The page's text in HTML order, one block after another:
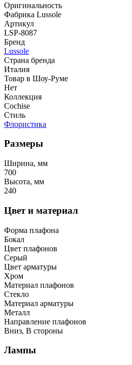
Оригинальность
Фабрика Lussole
Артикул
LSP-8087
Бренд
Lussole
Страна бренда
Италия
Товар в Шоу-Руме
Нет
Коллекция
Cochise
Стиль
Флористика
Размеры
Ширина, мм
700
Высота, мм
240
Цвет и материал
Форма плафона
Бокал
Цвет плафонов
Серый
Цвет арматуры
Хром
Материал плафонов
Стекло
Материал арматуры
Металл
Направление плафонов
Вниз, В стороны
Лампы